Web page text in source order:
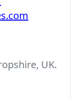
UK.